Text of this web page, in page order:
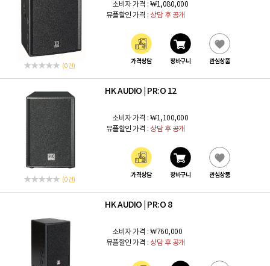
(0 건)
소비자 가격 : ₩1,080,000
뮤플할인 가격 : 상담 후 공개
가격상담 장바구니 관심상품
(0 건)
HK AUDIO PR:O 12
소비자 가격 : ₩1,100,000
뮤플할인 가격 : 상담 후 공개
가격상담 장바구니 관심상품
HK AUDIO PR:O 8
소비자 가격 : ₩760,000
뮤플할인 가격 : 상담 후 공개